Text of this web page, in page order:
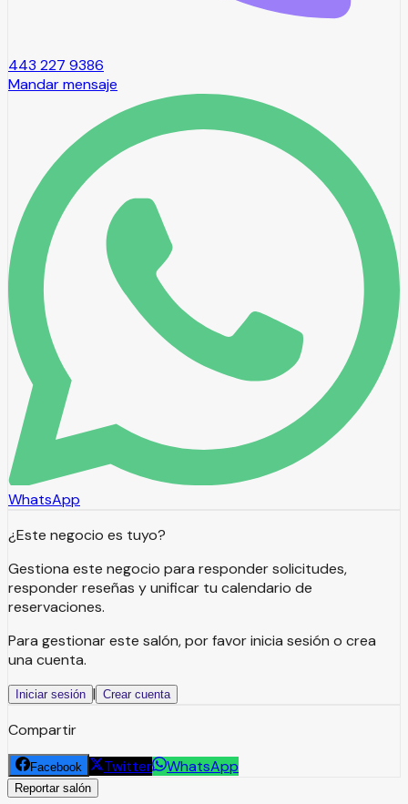
443 227 9386
Mandar mensaje
WhatsApp
¿Este negocio es tuyo?
Gestiona este negocio para responder solicitudes,
responder reseñas y unificar tu calendario de
reservaciones.
Para gestionar este salón, por favor inicia sesión o crea
una cuenta.
Iniciar sesión | Crear cuenta
Compartir
Facebook Twitter WhatsApp
Reportar salón